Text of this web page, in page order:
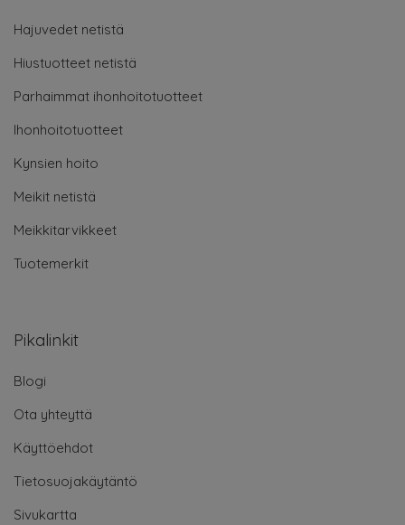
Hajuvedet netistä
Hiustuotteet netistä
Parhaimmat ihonhoitotuotteet
Ihonhoitotuotteet
Kynsien hoito
Meikit netistä
Meikkitarvikkeet
Tuotemerkit
Pikalinkit
Blogi
Ota yhteyttä
Käyttöehdot
Tietosuojakäytäntö
Sivukartta